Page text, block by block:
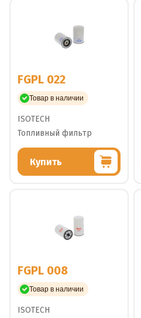
FGPL 022
Товар в наличии
ISOTECH
Топливный фильтр
Купить
FGPL 008
Товар в наличии
ISOTECH